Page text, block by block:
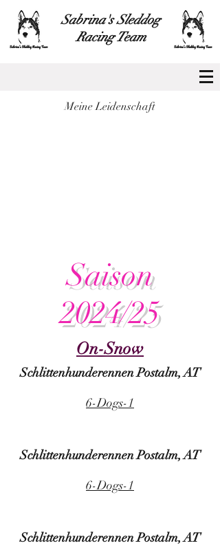
Sabrina's Sleddog
Racing Team
Meine Leidenschaft
Saison
2024/25
On-Snow
Schlittenhunderennen Postalm, AT
6-Dogs-1
Schlittenhunderennen Postalm, AT
6-Dogs-1
Schlittenhunderennen Postalm, AT